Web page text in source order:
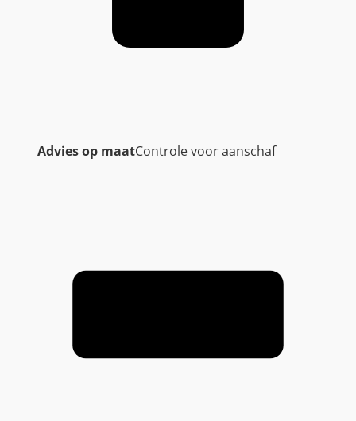
Advies op maatControle voor aanschaf